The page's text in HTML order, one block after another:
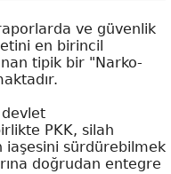
ve güvenlik
en birincil
tipik bir "Narko-
devlet
PKK, silah
iaşesini sürdürebilmek
doğrudan entegre